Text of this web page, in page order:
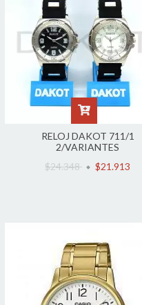
RELOJ DAKOT 711/1
2/VARIANTES
$24.348
$21.913